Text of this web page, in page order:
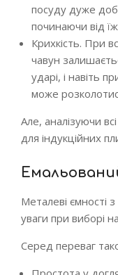
посуду дуже
починаючи від
Крихкість. При
чавун
ударі, і навіть
може
Але, аналізуючи
для індукційних
Металеві ємності
уваги при виборі
Серед переваг